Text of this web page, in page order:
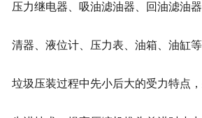
压力继电器、吸油滤油器、回油滤油
清器、液位计、压力表、油箱、油缸
垃圾压装过程中先小后大的受力特点